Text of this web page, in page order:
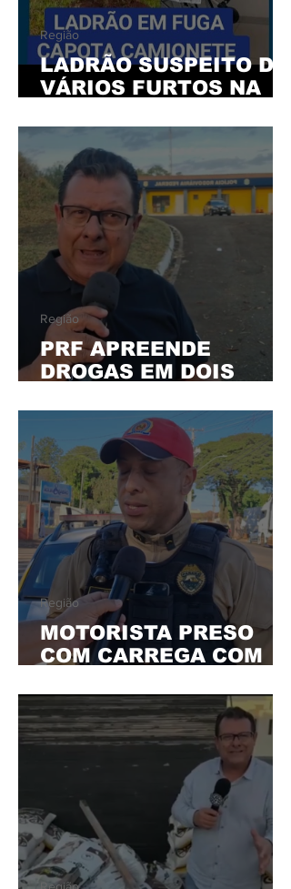
LADRÃO SUSPEITO DE
VÁRIOS FURTOS NA
CAMIONETE EM FUGA
DA PM
Região
PRF APREENDE
DROGAS EM DOIS
Região
MOTORISTA PRESO
COM CARREGA COM
MACONHA EM
ROLÂNDIA
Região
Região